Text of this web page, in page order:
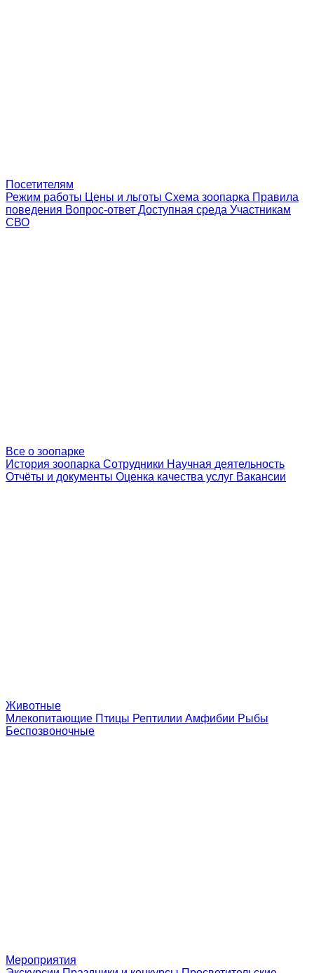
Посетителям
Режим работы Цены и льготы Схема зоопарка Правила
поведения Вопрос-ответ Доступная среда Участникам
СВО
Все о зоопарке
История зоопарка Сотрудники Научная деятельность
Отчёты и документы Оценка качества услуг Вакансии
Животные
Млекопитающие Птицы Рептилии Амфибии Рыбы
Беспозвоночные
Мероприятия